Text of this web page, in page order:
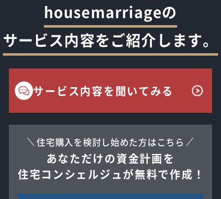
housemarriageの
サービス内容をご紹介します。
サービス内容を聞いてみる
住宅購入を検討し始めた方はこちら
あなただけの資金計画を
住宅コンシェルジュが無料で作成！